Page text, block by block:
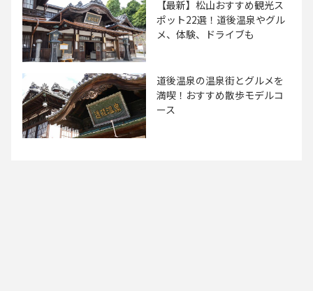
【最新】松山おすすめ観光ス
ポット22選！道後温泉やグル
メ、体験、ドライブも
道後温泉の温泉街とグルメを
満喫！おすすめ散歩モデルコ
ース